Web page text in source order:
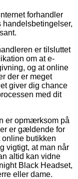
forhandler
handelsbetingelser,
er tilsluttet
om at e-
og at online
der er meget
giver dig chance
med dit
er opmærksom på
er gældende for
online butikken
vigtigt, at man når
altid kan vidne
Black Headset,
eller dame.